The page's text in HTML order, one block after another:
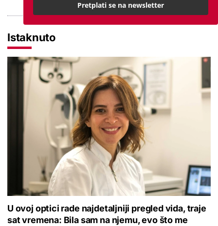
Istaknuto
U ovoj optici rade najdetaljniji pregled vida, traje
sat vremena: Bila sam na njemu, evo što me
Pretplati se na newsletter